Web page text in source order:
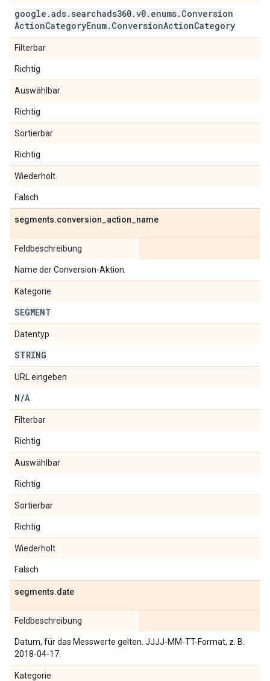
google .ads. searchads360.v0. enums. Conversion
ActionCategoryEnum. ConversionActionCategory
Filterbar
Richtig
Auswählbar
Richtig
Sortierbar
Richtig
Wiederholt
Falsch
segments.conversion action name
Feldbeschreibung
Name der Conversion-Aktion.
Kategorie
SEGMENT
Datentyp
STRING
URL eingeben
N/A
Filterbar
Richtig
Auswählbar
Richtig
Sortierbar
Richtig
Wiederholt
Falsch
segments.date
Feldbeschreibung
Datum, für das Messwerte gelten. JJJJ-MM-TT-Format, z. B.
2018-04-17.
Kategorie